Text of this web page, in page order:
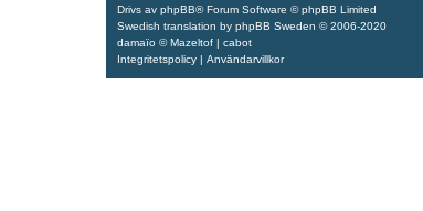
Drivs av phpBB® Forum Software © phpBB Limited
Swedish translation by phpBB Sweden © 2006-2020
damaïo ©Mazeltof | cabot
Integritetspolicy | Användarvillkor